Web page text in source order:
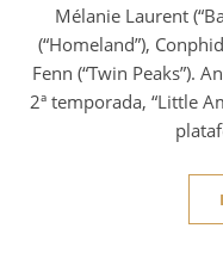
Mélanie Laurent
(“Homeland”),
Fenn (“Twin Peaks”).
2ª temporada, “Little